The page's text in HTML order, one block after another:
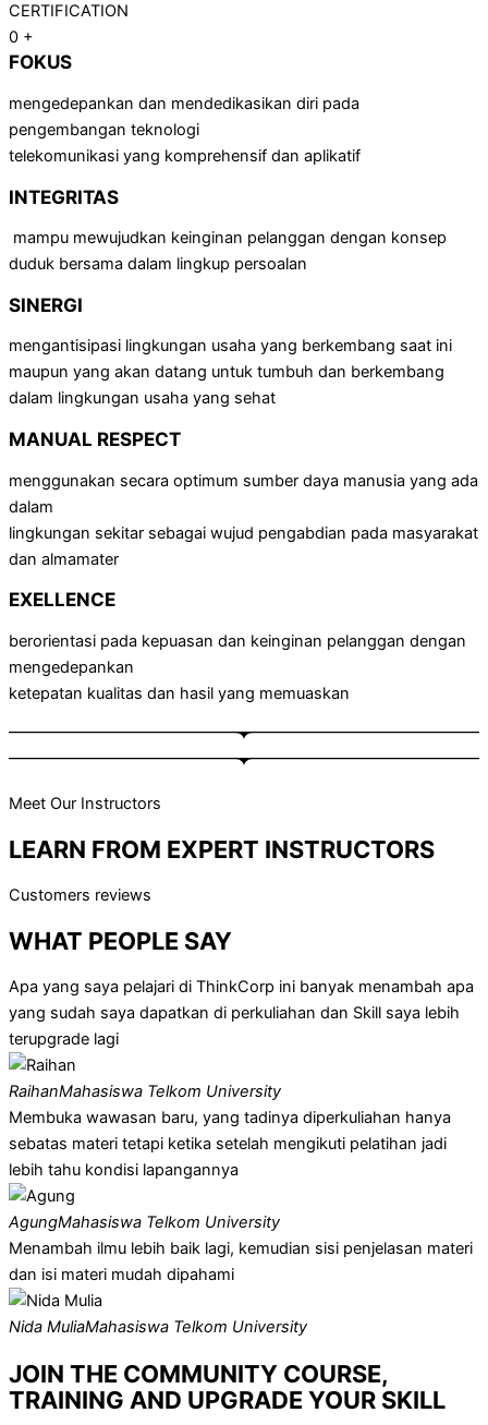
CERTIFICATION
0 +
FOKUS
mengedepankan dan mendedikasikan diri pada
pengembangan teknologi
telekomunikasi yang komprehensif dan aplikatif
INTEGRITAS
mampu mewujudkan keinginan pelanggan dengan konsep
duduk bersama dalam lingkup persoalan
SINERGI
mengantisipasi lingkungan usaha yang berkembang saat ini
maupun yang akan datang untuk tumbuh dan berkembang
dalam lingkungan usaha yang sehat
MANUAL RESPECT
menggunakan secara optimum sumber daya manusia yang ada
dalam
lingkungan sekitar sebagai wujud pengabdian pada masyarakat
dan almamater
EXELLENCE
berorientasi pada kepuasan dan keinginan pelanggan dengan
mengedepankan
ketepatan kualitas dan hasil yang memuaskan
Meet Our Instructors
LEARN FROM EXPERT INSTRUCTORS
Customers reviews
WHAT PEOPLE SAY
Apa yang saya pelajari di ThinkCorp ini banyak menambah apa
yang sudah saya dapatkan di perkuliahan dan Skill saya lebih
terupgrade lagi
RaihanMahasiswa Telkom University
Membuka wawasan baru, yang tadinya diperkuliahan hanya
sebatas materi tetapi ketika setelah mengikuti pelatihan jadi
lebih tahu kondisi lapangannya
AgungMahasiswa Telkom University
Menambah ilmu lebih baik lagi, kemudian sisi penjelasan materi
dan isi materi mudah dipahami
Nida MuliaMahasiswa Telkom University
JOIN THE COMMUNITY COURSE,
TRAINING AND UPGRADE YOUR SKILL